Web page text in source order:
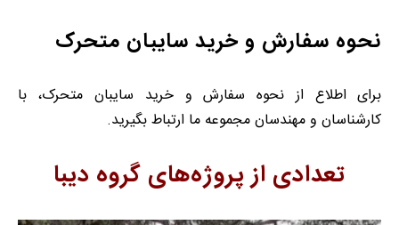
نحوه سفارش و خرید سایبان متحرک
برای اطلاع از نحوه سفارش و خرید سایبان متحرک، با
کارشناسان و مهندسان مجموعه ما ارتباط بگیرید.
تعدادی از پروژه‌های گروه دیبا